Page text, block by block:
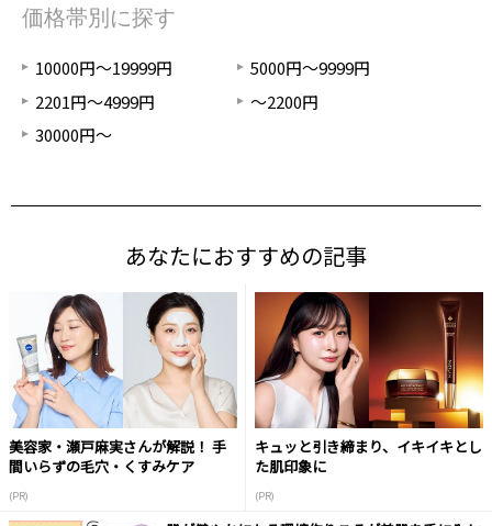
価格帯別に探す
10000円～19999円
5000円～9999円
2201円～4999円
～2200円
30000円～
あなたにおすすめの記事
美容家・瀬戸麻実さんが解説！ 手
間いらずの毛穴・くすみケア
(PR)
キュッと引き締まり、イキイキとし
た肌印象に
(PR)